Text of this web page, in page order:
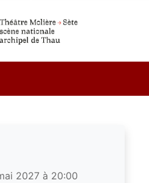
2027 à 20:00